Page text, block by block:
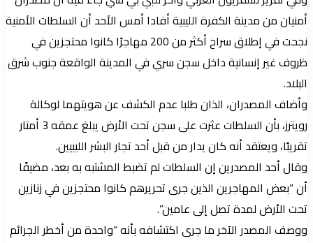
أمنيان من مدينة الكفرة الليبية أفادا أمس الأحد أن السلطات الأمنية
نجحت في إطلاق سراح أكثر من 200 مهاجرًا كانوا محتجزين في
ظروف غير إنسانية داخل سجن سري في المدينة الواقعة جنوب شرق
البلاد.
وأضاف المصدران، الذان طلبا عدم الكشف عن هويتهما لوكالة
رويترز، بأن السلطات عثرت على سجن تحت الأرض يبلغ عمقه 3 أمتار
تقريبًا، ويعتقد أنه كان يدار من قبل أحد تجار البشر الليبيين.
وقال أحد المصدرين إن السلطات لم تضبط المشتبه به بعد، مضيفًا
أن “بعض المهاجرين الذين جرى تحريرهم كانوا محتجزين في زنازين
تحت الأرض لمدة تصل إلى عامين”.
ووصف المصدر الآخر ما جرى اكتشافه بأنه “واحدة من أخطر الجرائم